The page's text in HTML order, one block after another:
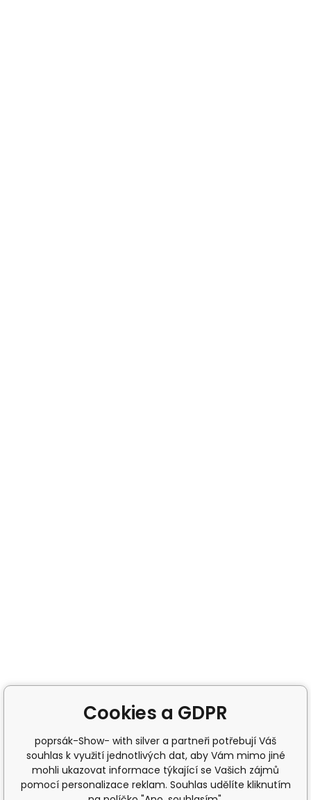
Cookies a GDPR
poprsák-Show- with silver a partneři potřebují Váš
souhlas k využití jednotlivých dat, aby Vám mimo jiné
mohli ukazovat informace týkající se Vašich zájmů
pomocí personalizace reklam. Souhlas udělíte kliknutím